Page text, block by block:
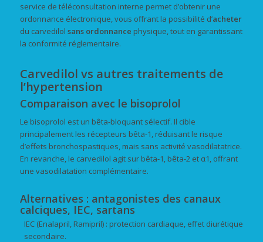
service de téléconsultation interne permet d’obtenir une
ordonnance électronique, vous offrant la possibilité d’acheter
du carvedilol sans ordonnance physique, tout en garantissant
la conformité réglementaire.
Carvedilol vs autres traitements de
l’hypertension
Comparaison avec le bisoprolol
Le bisoprolol est un bêta-bloquant sélectif. Il cible
principalement les récepteurs bêta-1, réduisant le risque
d’effets bronchospastiques, mais sans activité vasodilatatrice.
En revanche, le carvedilol agit sur bêta-1, bêta-2 et α1, offrant
une vasodilatation complémentaire.
Alternatives : antagonistes des canaux
calciques, IEC, sartans
IEC (Enalapril, Ramipril) : protection cardiaque, effet diurétique
secondaire.